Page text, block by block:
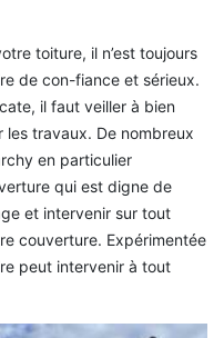
toiture, il n’est toujours
de con-fiance et sérieux.
il faut veiller à bien
les travaux. De nombreux
en particulier
qui est digne de
et intervenir sur tout
couverture. Expérimentée
peut intervenir à tout